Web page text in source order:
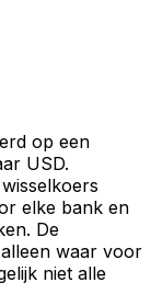
op een
USD.
elke bank en
De
waar voor
niet alle